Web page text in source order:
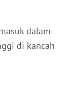
dalam
di kancah